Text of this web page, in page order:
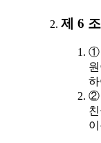
제 6
①
②